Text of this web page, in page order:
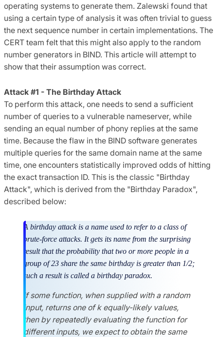
operating systems to generate them. Zalewski found that
using a certain type of analysis it was often trivial to guess
the next sequence number in certain implementations. The
CERT team felt that this might also apply to the random
number generators in BIND. This article will attempt to
show that their assumption was correct.
Attack #1 - The Birthday Attack
To perform this attack, one needs to send a sufficient
number of queries to a vulnerable nameserver, while
sending an equal number of phony replies at the same
time. Because the flaw in the BIND software generates
multiple queries for the same domain name at the same
time, one encounters statistically improved odds of hitting
the exact transaction ID. This is the classic "Birthday
Attack", which is derived from the "Birthday Paradox",
described below:
A birthday attack is a name used to refer to a class of
brute-force attacks. It gets its name from the surprising
result that the probability that two or more people in a
group of 23 share the same birthday is greater than 1/2;
such a result is called a birthday paradox.
If some function, when supplied with a random
input, returns one of k equally-likely values,
then by repeatedly evaluating the function for
different inputs, we expect to obtain the same